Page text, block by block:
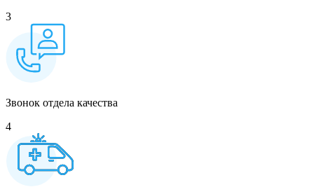
3
Звонок отдела качества
4